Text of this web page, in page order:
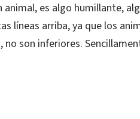
animal, es algo humillante,
líneas arriba, ya que los
no son inferiores.